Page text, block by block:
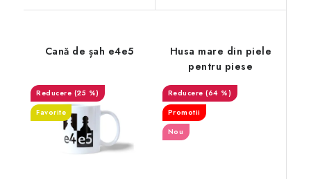
Cană de șah e4e5
(25 %)
Favorite
Husa mare din piele
pentru piese
(64 %)
Promotii
Nou